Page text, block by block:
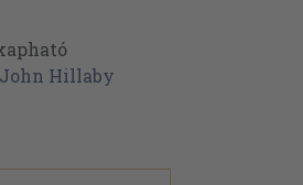
John Hillaby